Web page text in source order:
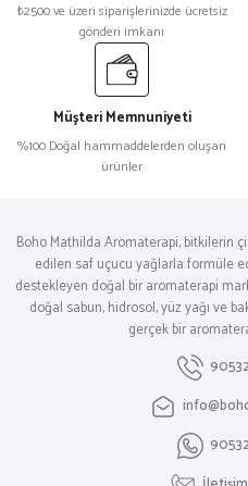
₺2500 ve üzeri siparişlerinizde ücretsiz
gönderi imkanı
Müşteri Memnuniyeti
%100 Doğal hammaddelerden oluşan
ürünler
Boho Mathilda Aromaterapi, bitkilerin
edilen saf uçucu yağlarla formüle
destekleyen doğal bir aromaterapi
doğal sabun, hidrosol, yüz yağı ve
gerçek bir